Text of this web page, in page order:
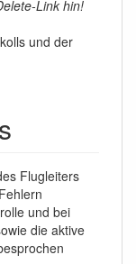
Link hin!
und der
Flugleiters
und bei
die aktive